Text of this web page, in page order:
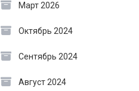
Март 2026
Октябрь 2024
Сентябрь 2024
Август 2024